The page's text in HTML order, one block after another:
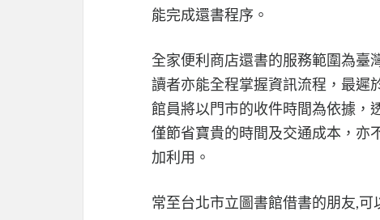
能完成還書程序。
全家便利商店還書的服務範圍為臺
讀者亦能全程掌握資訊流程，最遲
館員將以門市的收件時間為依據，
僅節省寶貴的時間及交通成本，亦
加利用。
常至台北市立圖書館借書的朋友,可